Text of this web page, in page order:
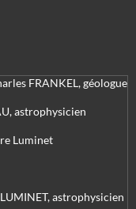
FRANKEL, géologue
astrophysicien
Luminet
astrophysicien